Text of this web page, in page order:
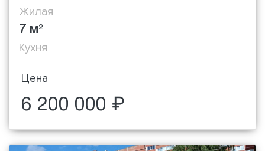
Жилая
7 м2
Кухня
Цена
6 200 000 ₽